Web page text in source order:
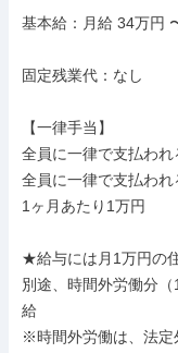
基本給：月給 34万円
固定残業代：なし
【一律手当】
全員に一律で支払わ
全員に一律で支払わ
1ヶ月あたり1万円
★給与には月1万円の
別途、時間外労働分
給
※時間外労働は、法定